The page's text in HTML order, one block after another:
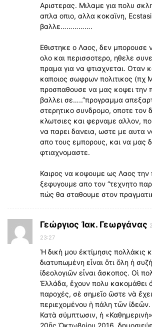
Αριστερας. Μιλαμε για πολυ
απλα οπιο, αλλα κοκαϊνη,
βαλλε…………….
Εθιστηκε ο Λαος, δεν μπορουσε
ολο και περισσοτερο, ηθελε
πραμα για να φτιαχνεται. Οταν
καποιος σωφρων πολιτικος (πχ
προσπαθουσε να μας κοψει την
βαλλει σε…..”προγραμμα
στερητικο συνδρομο, οποτε τον
κλωτσιες και φερναμε αλλον,
να παρει δανεια, ωστε με αυτα
απο τους εμπορους, και να μας
φτιαχνομαστε.
Καιρος να κοψουμε ως Λαος την
ξεφυγουμε απο τον “τεχνητο
πώς θα σταθουμε στον
Γεώργιος Ἰακ. Γεωργάνας
23:27
Ἡ δικὴ μου ἐκτίμησις πολλάκις
διατυπωμένη εἶναι ὅτι ὅλη ἡ
ἰδεολογιῶν εἶναι ἄσκοπος. Οὶ
Ἐλλάδα, ἔχουν πολυ κακομάθει
παροχές, σὲ σημεῖο ὥστε νὰ
περιεχομένου ἡ πάλη τῶν ἰδεῶν.
Κατὰ σύμπτωσιν, ἡ